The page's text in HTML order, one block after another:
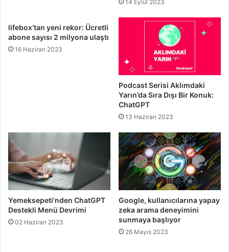
14 Eylül 2023
lifebox’tan yeni rekor: Ücretli
abone sayısı 2 milyona ulaştı
16 Haziran 2023
Podcast Serisi Aklımdaki
Yarın’da Sıra Dışı Bir Konuk:
ChatGPT
13 Haziran 2023
Yemeksepeti’nden ChatGPT
Destekli Menü Devrimi
02 Haziran 2023
Google, kullanıcılarına yapay
zeka arama deneyimini
sunmaya başlıyor
26 Mayıs 2023